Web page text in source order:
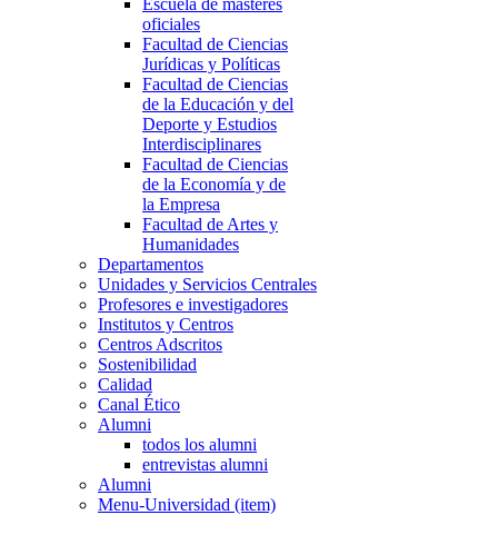
Escuela de másteres
oficiales
Facultad de Ciencias
Jurídicas y Políticas
Facultad de Ciencias
de la Educación y del
Deporte y Estudios
Interdisciplinares
Facultad de Ciencias
de la Economía y de
la Empresa
Facultad de Artes y
Humanidades
Departamentos
Unidades y Servicios Centrales
Profesores e investigadores
Institutos y Centros
Centros Adscritos
Sostenibilidad
Calidad
Canal Ético
Alumni
todos los alumni
entrevistas alumni
Alumni
Menu-Universidad (item)